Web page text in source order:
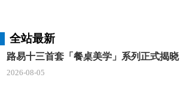
全站最新
路易十三首套「餐桌美学」系列正式揭晓
2026-08-05